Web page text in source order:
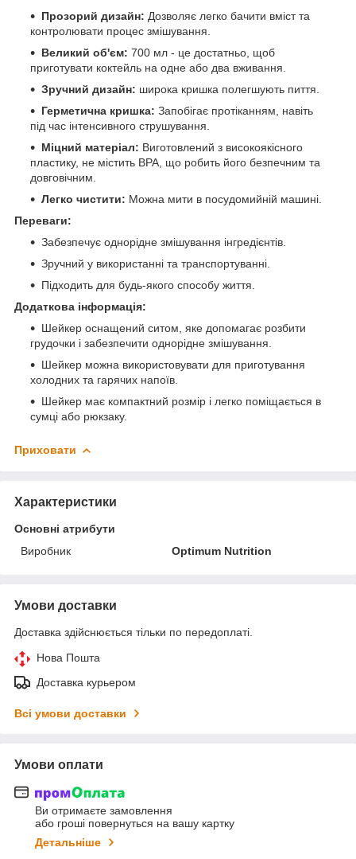
Прозорий дизайн: Дозволяє легко бачити вміст та
контролювати процес змішування.
Великий об'єм: 700 мл - це достатньо, щоб
приготувати коктейль на одне або два вживання.
Зручний дизайн: широка кришка полегшують пиття.
Герметична кришка: Запобігає протіканням, навіть
під час інтенсивного струшування.
Міцний матеріал: Виготовлений з високоякісного
пластику, не містить BPA, що робить його безпечним та
довговічним.
Легко чистити: Можна мити в посудомийній машині.
Переваги:
Забезпечує однорідне змішування інгредієнтів.
Зручний у використанні та транспортуванні.
Підходить для будь-якого способу життя.
Додаткова інформація:
Шейкер оснащений ситом, яке допомагає розбити
грудочки і забезпечити однорідне змішування.
Шейкер можна використовувати для приготування
холодних та гарячих напоїв.
Шейкер має компактний розмір і легко поміщається в
сумці або рюкзаку.
Приховати
Характеристики
Основні атрибути
Виробник
Optimum Nutrition
Умови доставки
Доставка здійснюється тільки по передоплаті.
Нова Пошта
Доставка курьером
Всі умови доставки
Умови оплати
Ви отримаєте замовлення
або гроші повернуться на вашу картку
Детальніше